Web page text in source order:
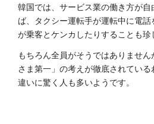
韓国では、‬‭サービス業の働き方が自
ば、タクシー運転手が運転中に電
が乗客とケンカしたりすることも珍
もちろん全員がそうではありませ
さま‭第一」の考えが徹底されてい
違いに驚く人も多いようです。‬